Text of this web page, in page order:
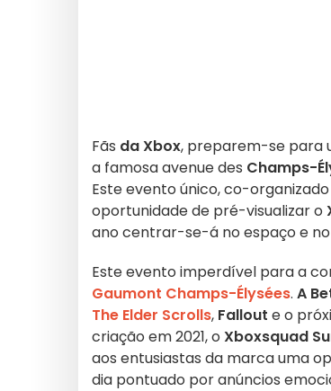
Fãs da Xbox, preparem-se para
a famosa avenue des Champs-
Este evento único, co-
oportunidade de pré-visualizar o
ano centrar-se-á no espaço e no
Este evento imperdível para a
Gaumont Champs-Élysées. A
The Elder Scrolls, Fallout e o
criação em 2021, o Xboxsquad
aos entusiastas da marca uma
dia pontuado por anúncios